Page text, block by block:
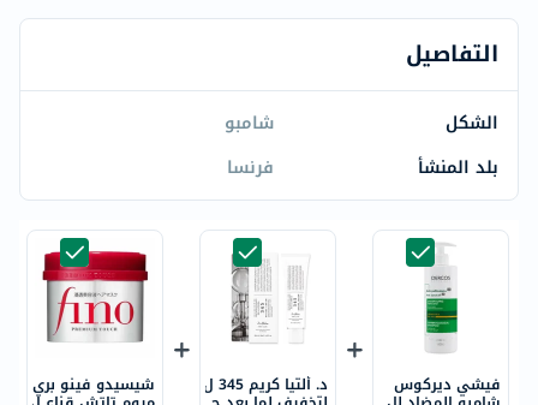
التفاصيل
الشكل
شامبو
بلد المنشأ
فرنسا
فيشي ديركوس د. ألتيا كريم 345 ل شيسيدو فينو بري